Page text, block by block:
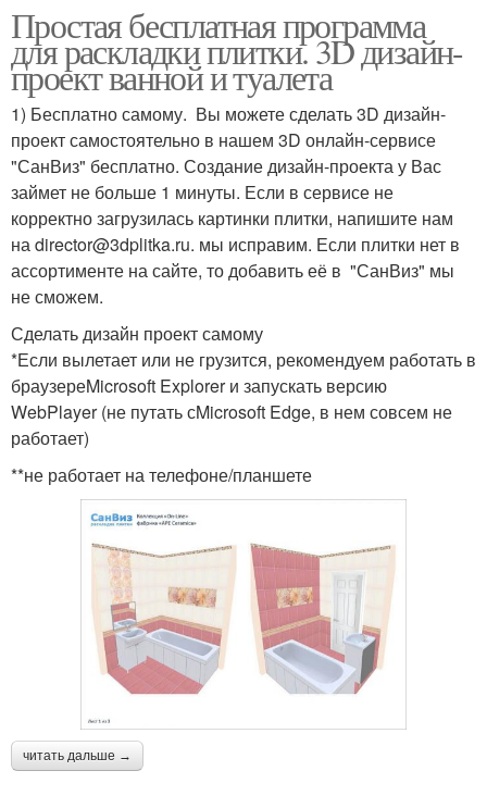
Простая бесплатная программа
для раскладки плитки. 3D дизайн-
проект ванной и туалета
1) Бесплатно самому. Вы можете сделать 3D дизайн-
проект самостоятельно в нашем 3D онлайн-сервисе
"СанВиз" бесплатно. Создание дизайн-проекта у Вас
займет не больше 1 минуты. Если в сервисе не
корректно загрузилась картинки плитки, напишите нам
на director@3dplitka.ru. мы исправим. Если плитки нет в
ассортименте на сайте, то добавить её в "СанВиз" мы
не сможем.
Сделать дизайн проект самому
*Если вылетает или не грузится, рекомендуем работать в
браузереMicrosoft Explorer и запускать версию
WebPlayer (не путать сMicrosoft Edge, в нем совсем не
работает)
**не работает на телефоне/планшете
читать дальше →